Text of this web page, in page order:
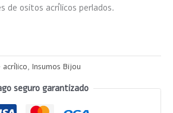
de ositos acrílicos perlados.
acrílico, Insumos Bijou
seguro garantizado